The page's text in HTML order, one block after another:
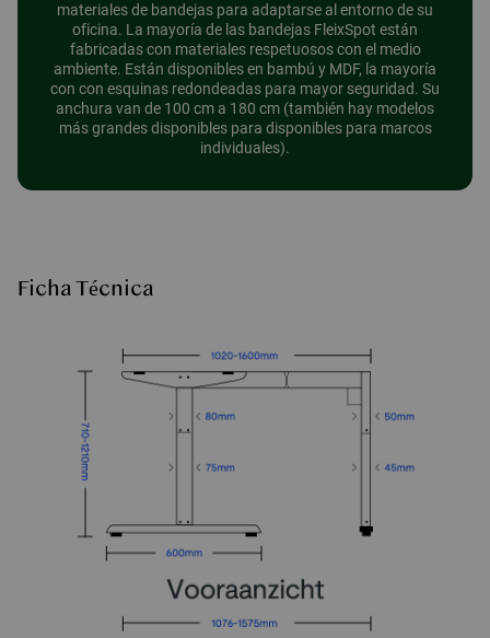
materiales de bandejas para adaptarse al entorno de su
oficina. La mayoría de las bandejas FleixSpot están
fabricadas con materiales respetuosos con el medio
ambiente. Están disponibles en bambú y MDF, la mayoría
con con esquinas redondeadas para mayor seguridad. Su
anchura van de 100 cm a 180 cm (también hay modelos
más grandes disponibles para disponibles para marcos
individuales).
Ficha Técnica